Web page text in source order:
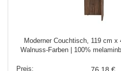
Moderner Couchtisch, 119 cm
Walnuss-Farben | 100%